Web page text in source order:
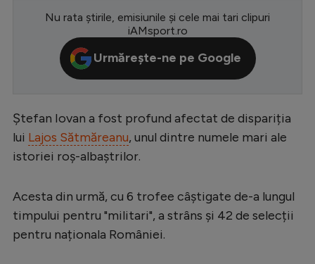
Bundesliga
Ligue 1
Starurile fotbalului
EURO 2024
Clasamente
Nu rata știrile, emisiunile și cele mai tari clipuri
iAMsport.ro
Urmărește-ne pe Google
Ștefan Iovan a fost profund afectat de dispariția
lui Lajos Sătmăreanu, unul dintre numele mari ale
istoriei roș-albaștrilor.
Acesta din urmă, cu 6 trofee câștigate de-a lungul
timpului pentru "militari", a strâns și 42 de selecții
pentru naționala României.